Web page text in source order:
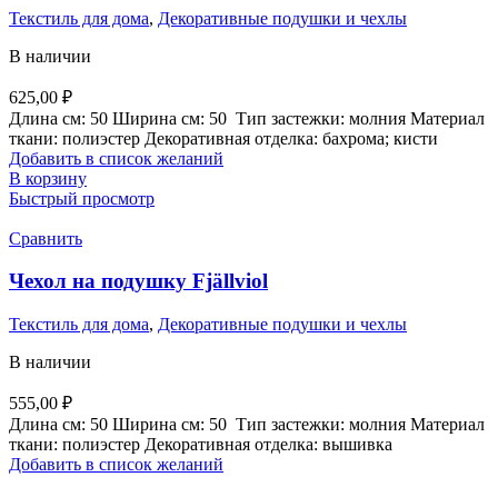
Текстиль для дома, Декоративные подушки и чехлы
В наличии
625,00 ₽
Длина см: 50 Ширина см: 50 Тип застежки: молния Материал
ткани: полиэстер Декоративная отделка: бахрома; кисти
Добавить в список желаний
В корзину
Быстрый просмотр
Сравнить
Чехол на подушку Fjällviol
Текстиль для дома, Декоративные подушки и чехлы
В наличии
555,00 ₽
Длина см: 50 Ширина см: 50 Тип застежки: молния Материал
ткани: полиэстер Декоративная отделка: вышивка
Добавить в список желаний